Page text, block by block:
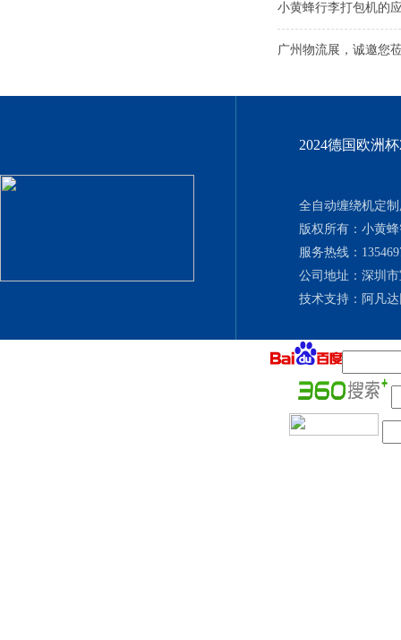
小黄蜂行李打包机的
广州物流展，诚邀您
2024德国欧洲
全自动缠绕机定
版权所有：小黄
服务热线：
公司地址：深圳
技术支持： 阿凡